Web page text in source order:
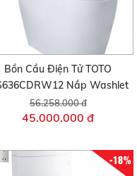
Bồn Cầu Điện Tử TOTO
Nắp Washlet
56.258.000 đ
45.000.000 đ
-18%